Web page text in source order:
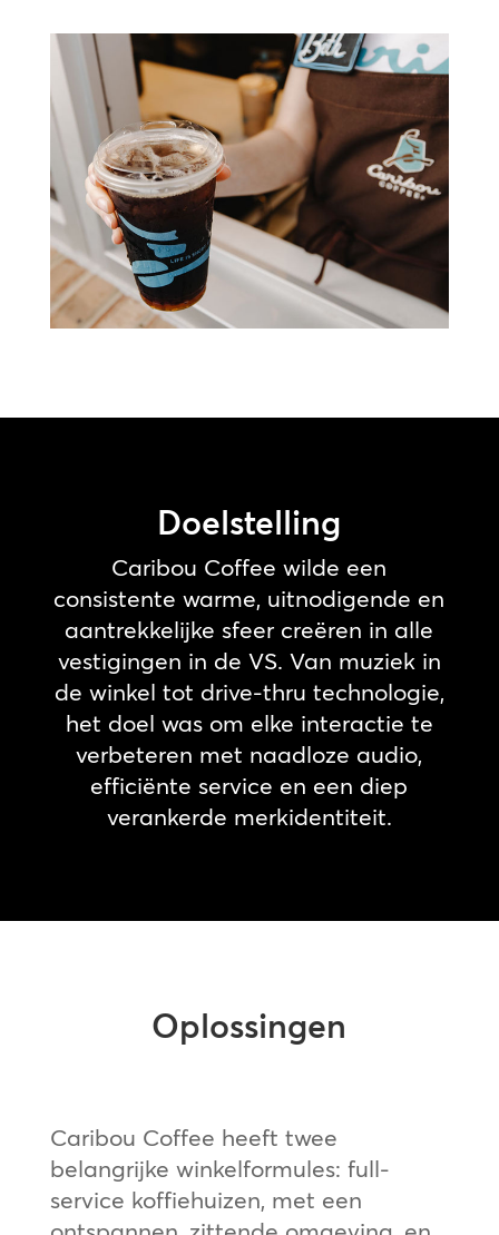
Doelstelling
Caribou Coffee wilde een
consistente warme, uitnodigende en
aantrekkelijke sfeer creëren in alle
vestigingen in de VS. Van muziek in
de winkel tot drive-thru technologie,
het doel was om elke interactie te
verbeteren met naadloze audio,
efficiënte service en een diep
verankerde merkidentiteit.
Oplossingen
Caribou Coffee heeft twee
belangrijke winkelformules: full-
service koffiehuizen, met een